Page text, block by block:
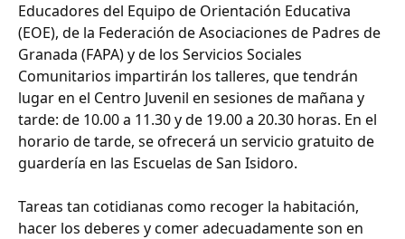
Educadores del Equipo de Orientación Educativa
(EOE), de la Federación de Asociaciones de Padres de
Granada (FAPA) y de los Servicios Sociales
Comunitarios impartirán los talleres, que tendrán
lugar en el Centro Juvenil en sesiones de mañana y
tarde: de 10.00 a 11.30 y de 19.00 a 20.30 horas. En el
horario de tarde, se ofrecerá un servicio gratuito de
guardería en las Escuelas de San Isidoro.
Tareas tan cotidianas como recoger la habitación,
hacer los deberes y comer adecuadamente son en